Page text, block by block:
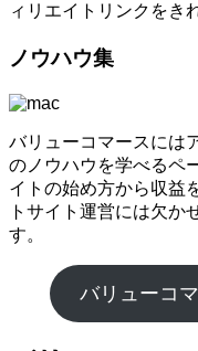
ィリエイトリンクをき
ノウハウ集
バリューコマースには
のノウハウを学べるペ
イトの始め方から収益
トサイト運営には欠か
す。
バリューコ